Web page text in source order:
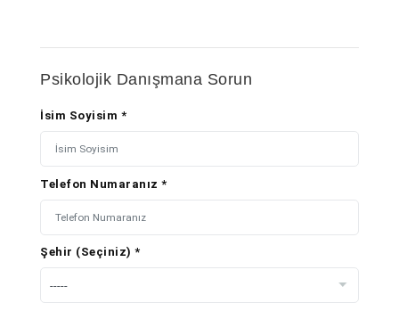
Psikolojik Danışmana Sorun
İsim Soyisim *
Telefon Numaranız *
Şehir (Seçiniz) *